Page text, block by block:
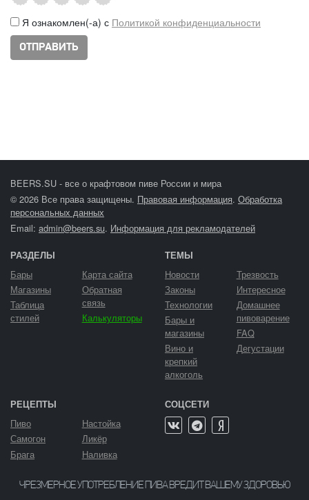
Я ознакомлен(-а) с Политикой конфиденциальности
BEERS.SU - все о крафтовом пиве России и мира
© 2026 Все права защищены. Правовая информация. Обработка
персональных данных
Email: admin@beers.su. Информация для рекламодателей
РАЗДЕЛЫ
Бары
Магазины
Таблица
стилей
Карта сайта
Обратная
связь
Калькуляторы
ТЕМЫ
Новости
Законы
Технологии
Бары и
магазины
Вино и
крепкий
алкоголь
Трезвость
Интересное
Домашнее
пивоварение
FAQ
Дегустации
РЕЦЕПТЫ
Пиво
Самогон
Брага
Настойка
Ликёр
Наливка
СОЦСЕТИ
ЧРЕЗМЕРНОЕ УПОТРЕБЛЕНИЕ ПИВА ВРЕДИТ ВАШЕМУ ЗДОРОВЬЮ